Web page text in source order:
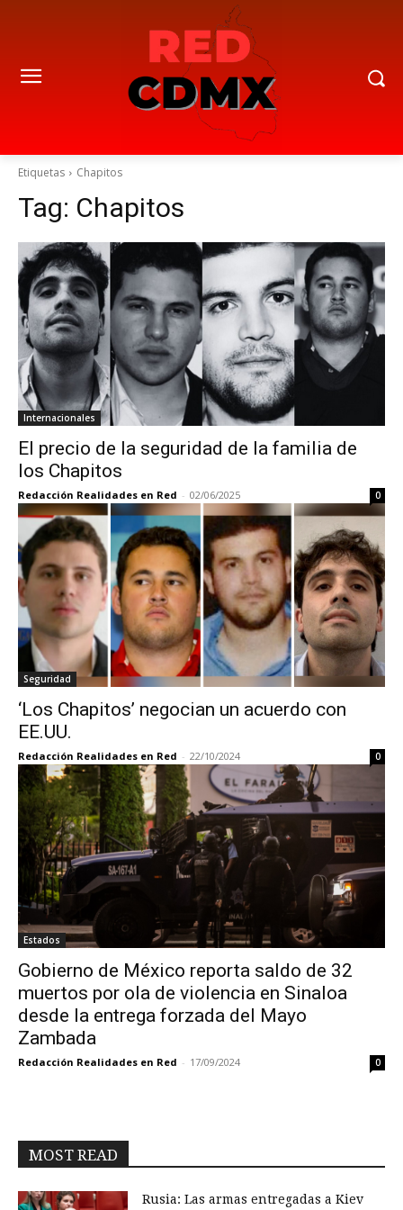
Etiquetas Chapitos
Tag: Chapitos
Internacionales
El precio de la seguridad de la familia de
los Chapitos
Redacción Realidades en Red - 02/06/2025 0
Seguridad
‘Los Chapitos’ negocian un acuerdo con
EE.UU.
Redacción Realidades en Red - 22/10/2024 0
Estados
Gobierno de México reporta saldo de 32
muertos por ola de violencia en Sinaloa
desde la entrega forzada del Mayo
Zambada
Redacción Realidades en Red - 17/09/2024 0
MOST READ
Rusia: Las armas entregadas a Kiev